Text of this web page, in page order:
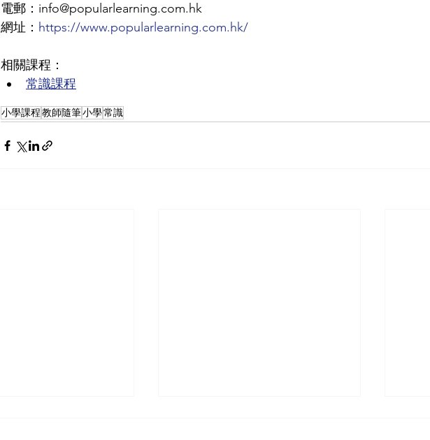
電郵：info@popularlearning.com.hk
網址： https://www.popularlearning.com.hk/
相關課程：
常識課程
小學課程教師隨筆小學常識